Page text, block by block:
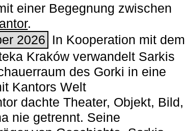
einer Begegnung zwischen
.
2026 In Kooperation mit dem
Kraków verwandelt Sarkis
des Gorki in eine
Kantors Welt
dachte Theater, Objekt, Bild,
nie getrennt. Seine